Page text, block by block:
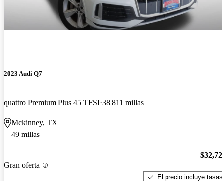
2023 Audi Q7
quattro Premium Plus 45 TFSI 38,811 millas
Mckinney, TX
49 millas
Gran oferta
El precio incluye tasas